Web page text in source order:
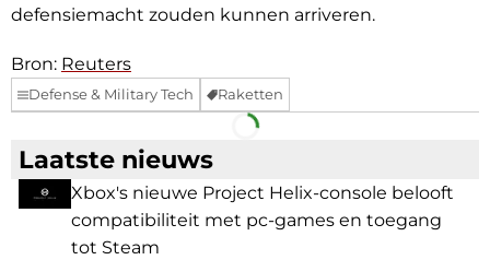
defensiemacht zouden kunnen arriveren.
Bron: Reuters
Defense & Military Tech Raketten
Facebook Telegram
Laatste nieuws
Xbox's nieuwe Project Helix-console belooft
compatibiliteit met pc-games en toegang
tot Steam